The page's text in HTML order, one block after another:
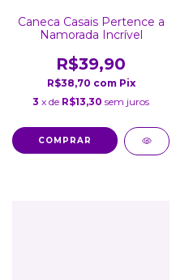
Caneca Casais Pertence a
Namorada Incrível
R$39,90
R$38,70 com Pix
3 x de R$13,30 sem juros
COMPRAR